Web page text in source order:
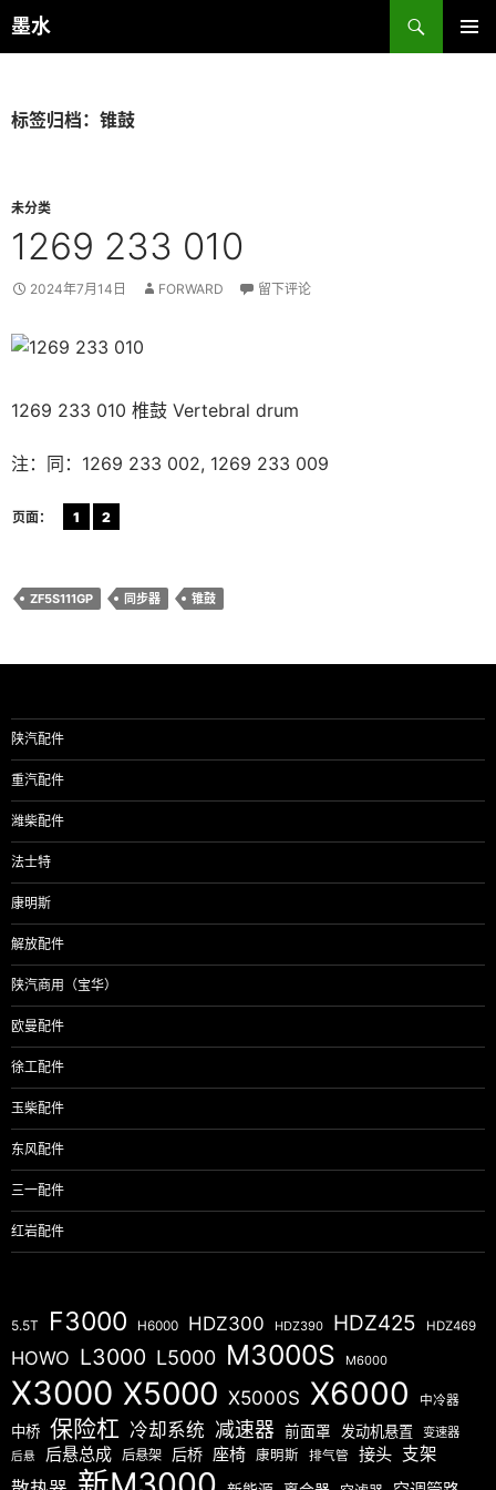
跳
至
墨水
搜
索
标签归档：锥鼓
未分类
1269 233 010
2024年7月14日 FORWARD 留下评论
1269 233 010 椎鼓 Vertebral drum
注：同：1269 233 002, 1269 233 009
页面： 1 2
ZF5S111GP 同步器 锥鼓
陕汽配件
重汽配件
潍柴配件
法士特
康明斯
解放配件
陕汽商用（宝华）
欧曼配件
徐工配件
玉柴配件
东风配件
三一配件
红岩配件
5.5T F3000 H6000 HDZ300 HDZ390 HDZ425 HDZ469
HOWO L3000 L5000 M3000S M6000
X3000 X5000 X5000S X6000 中冷器
中桥 保险杠 冷却系统 减速器 前面罩 发动机悬置 变速器
后悬 后悬总成 后悬架 后桥 座椅 康明斯 排气管 接头 支架